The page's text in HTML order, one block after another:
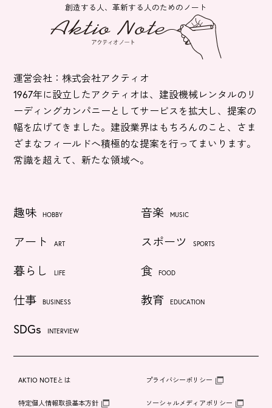
創造する人、革新する人のためのノート
運営会社：株式会社アクティオ
1967年に設立したアクティオは、建設機械レンタルのリ
ーディングカンパニーとしてサービスを拡大し、提案の
幅を広げてきました。建設業界はもちろんのこと、さま
ざまなフィールドへ積極的な提案を行ってまいります。
常識を超えて、新たな領域へ。
趣味 HOBBY 音楽 MUSIC
アート ART スポーツ SPORTS
暮らし LIFE 食 FOOD
仕事 BUSINESS 教育 EDUCATION
SDGs INTERVIEW
AKTIO NOTEとは プライバシーポリシー
特定個人情報取扱基本方針 ソーシャルメディアポリシー